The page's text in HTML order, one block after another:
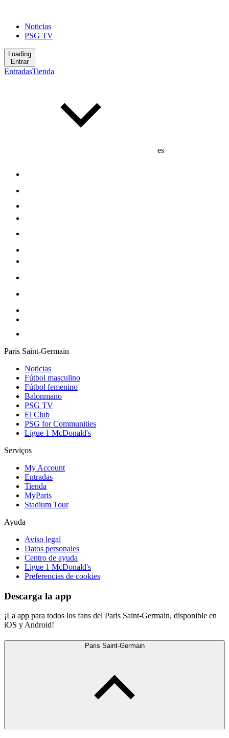
Noticias
PSG TV
Loading
Entrar
EntradasTienda
es
Paris Saint-Germain
Noticias
Fútbol masculino
Fútbol femenino
Balonmano
PSG TV
El Club
PSG for Communities
Ligue 1 McDonald's
Serviços
My Account
Entradas
Tienda
MyParis
Stadium Tour
Ayuda
Aviso legal
Datos personales
Centro de ayuda
Ligue 1 McDonald's
Preferencias de cookies
Descarga la app
¡La app para todos los fans del Paris Saint-Germain, disponible en
iOS y Android!
Paris Saint-Germain